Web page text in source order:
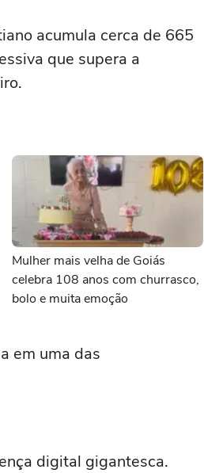
acumula cerca de 665
que supera a
Mulher mais velha de Goiás
celebra 108 anos com churrasco,
bolo e muita emoção
em uma das
digital gigantesca.